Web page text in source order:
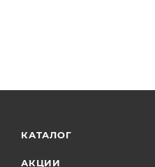
КАТАЛОГ
АКЦИИ